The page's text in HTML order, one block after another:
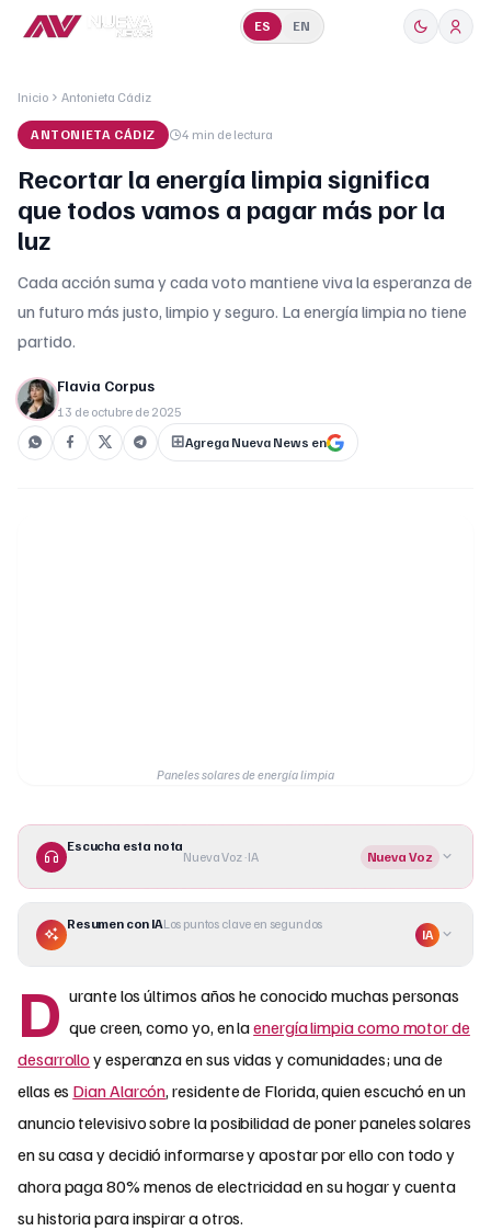
ES EN
Inicio Antonieta Cádiz
ANTONIETA CÁDIZ 4 min de lectura
Recortar la energía limpia significa
que todos vamos a pagar más por la
luz
Cada acción suma y cada voto mantiene viva la esperanza de
un futuro más justo, limpio y seguro. La energía limpia no tiene
partido.
Flavia Corpus
13 de octubre de 2025
Agrega Nueva News en
Paneles solares de energía limpia
Escucha esta nota
Nueva Voz · IA Nueva Voz
Resumen con IALos puntos clave en segundos
IA
D urante los últimos años he conocido muchas personas
que creen, como yo, en laenergía limpia como motor de
desarrollo y esperanza en sus vidas y comunidades; una de
ellas es Dian Alarcón, residente de Florida, quien escuchó en un
anuncio televisivo sobre la posibilidad de poner paneles solares
en su casa y decidió informarse y apostar por ello con todo y
ahora paga 80% menos de electricidad en su hogar y cuenta
su historia para inspirar a otros.